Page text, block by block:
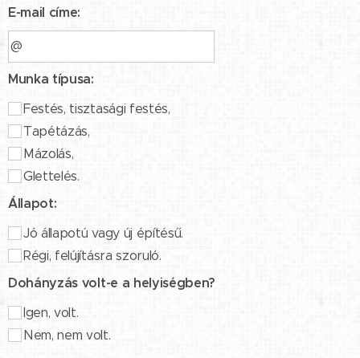
E-mail címe:
Munka típusa:
Festés, tisztasági festés,
Tapétázás,
Mázolás,
Glettelés.
Állapot:
Jó állapotú vagy új építésű.
Régi, felújításra szoruló.
Dohányzás volt-e a helyiségben?
Igen, volt.
Nem, nem volt.